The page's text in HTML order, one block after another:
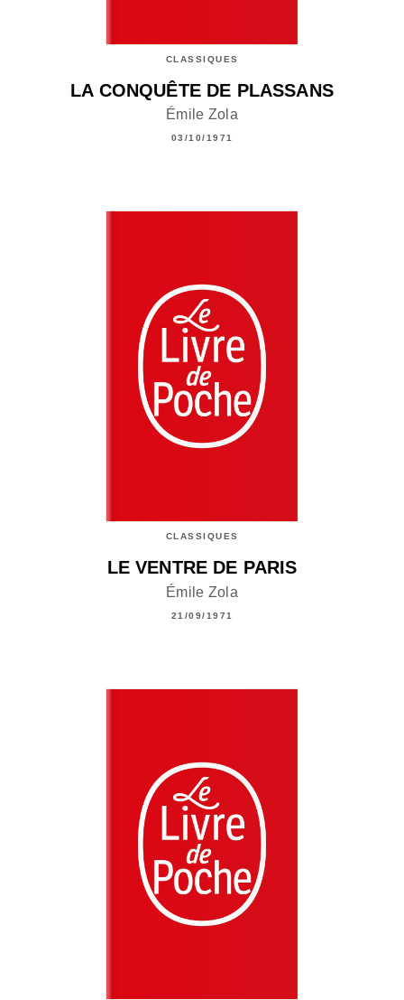
CLASSIQUES
LA CONQUÊTE DE PLASSANS
Émile Zola
03/10/1971
CLASSIQUES
LE VENTRE DE PARIS
Émile Zola
21/09/1971